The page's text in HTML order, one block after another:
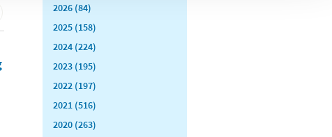
2026 (84)
2025 (158)
2024 (224)
2023 (195)
2022 (197)
2021 (516)
2020 (263)